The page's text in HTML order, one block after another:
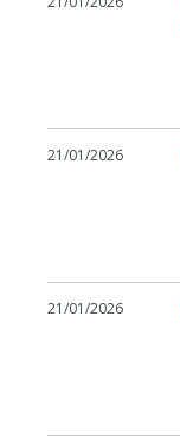
21/01/2026
21/01/2026